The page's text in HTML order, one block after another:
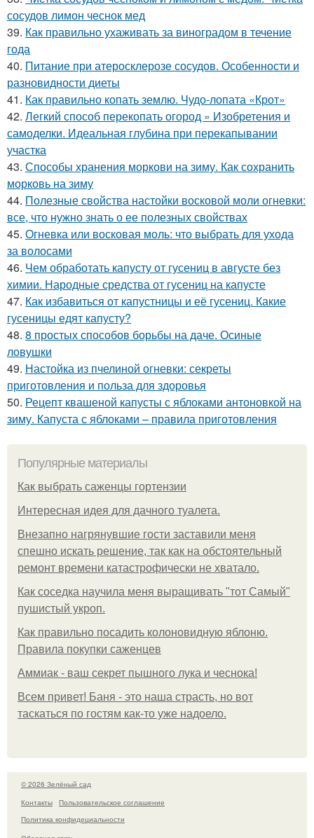
сосудов лимон чеснок мед
39. Как правильно ухаживать за виноградом в течение
года
40. Питание при атеросклерозе сосудов. Особенности и
разновидности диеты
41. Как правильно копать землю. Чудо-лопата «Крот»
42. Легкий способ перекопать огород » Изобретения и
самоделки. Идеальная глубина при перекапывании
участка
43. Способы хранения моркови на зиму. Как сохранить
морковь на зиму
44. Полезные свойства настойки восковой моли огневки:
все, что нужно знать о ее полезных свойствах
45. Огневка или восковая моль: что выбрать для ухода
за волосами
46. Чем обработать капусту от гусениц в августе без
химии. Народные средства от гусениц на капусте
47. Как избавиться от капустницы и её гусениц. Какие
гусеницы едят капусту?
48. 8 простых способов борьбы на даче. Осиные
ловушки
49. Настойка из пчелиной огневки: секреты
приготовления и польза для здоровья
50. Рецепт квашеной капусты с яблоками антоновкой на
зиму. Капуста с яблоками – правила приготовления
Популярные материалы
Как выбрать саженцы гортензии
Интересная идея для дачного туалета.
Внезапно нагрянувшие гости заставили меня
спешно искать решение, так как на обстоятельный
ремонт времени катастрофически не хватало.
Как соседка научила меня выращивать "тот Самый"
пушистый укроп.
Как правильно посадить колоновидную яблоню.
Правила покупки саженцев
Аммиак - ваш секрет пышного лука и чеснока!
Всем привет! Баня - это наша страсть, но вот
таскаться по гостям как-то уже надоело.
© 2026 Зелёный сад
Контакты
Пользовательское соглашение
Политика конфидециальности